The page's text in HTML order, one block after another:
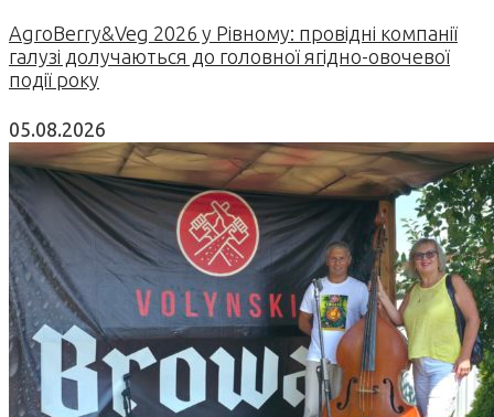
AgroBerry&Veg 2026 у Рівному: провідні компанії
галузі долучаються до головної ягідно-овочевої
події року
05.08.2026